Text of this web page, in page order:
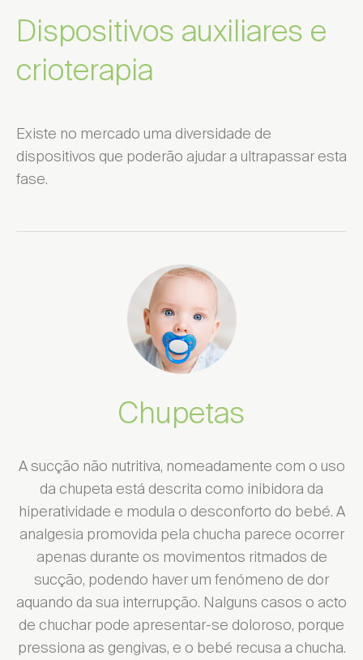
Dispositivos auxiliares e
crioterapia
Existe no mercado uma diversidade de
dispositivos que poderão ajudar a ultrapassar esta
fase.
Chupetas
A sucção não nutritiva, nomeadamente com o uso
da chupeta está descrita como inibidora da
hiperatividade e modula o desconforto do bebé. A
analgesia promovida pela chucha parece ocorrer
apenas durante os movimentos ritmados de
sucção, podendo haver um fenómeno de dor
aquando da sua interrupção. Nalguns casos o acto
de chuchar pode apresentar-se doloroso, porque
pressiona as gengivas, e o bebé recusa a chucha.